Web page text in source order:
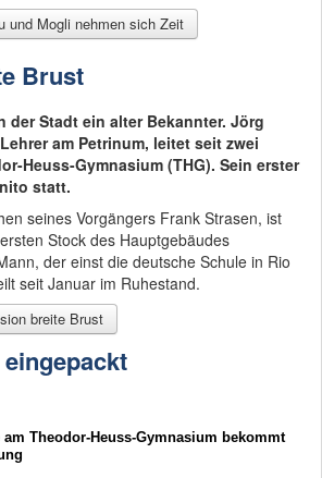
und Mogli nehmen sich Zeit
Brust
der Stadt ein alter Bekannter. Jörg
am Petrinum, leitet seit zwei
Heuss-Gymnasium (THG). Sein erster
statt.
seines Vorgängers Frank Strasen, ist
Stock des Hauptgebäudes
der einst die deutsche Schule in Rio
seit Januar im Ruhestand.
breite Brust
am Theodor-Heuss-Gymnasium bekommt